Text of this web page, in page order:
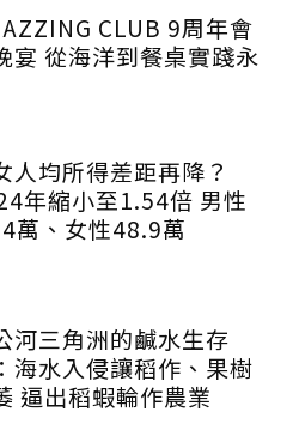
CLUB 9周年會
宴 從海洋到餐桌實踐永
人均所得差距再降？
年縮小至1.54倍 男性
萬、女性48.9萬
河三角洲的鹹水生存
海水入侵讓稻作、果樹
逼出稻蝦輪作農業